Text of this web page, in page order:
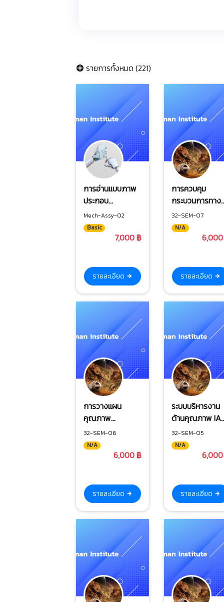
รายการทั้งหมด (221)
การอ่านแบบภาพ
ประกอบ
สัญลักษณ์ชิ้นส่วน
ทางกล และวัสดุ
Mech-Assy-02
Basic
7,000 ฿
รายละเอียด
การควบคุม
กระบวนการทาง
สถิติและการ
วิเคราะห์ระบบกา
32-SEM-07
N/A
รายละเอียด
การวางแผน
คุณภาพ
ผลิตภัณฑ์ขั้นสูง
และการอนุมัติชิ้น
ส่วนการผลิต
32-SEM-06
N/A
6,000 ฿
รายละเอียด
ระบบบริหารงาน
ด้านคุณภาพ
16949 : 2016
32-SEM-05
N/A
รายละเอียด